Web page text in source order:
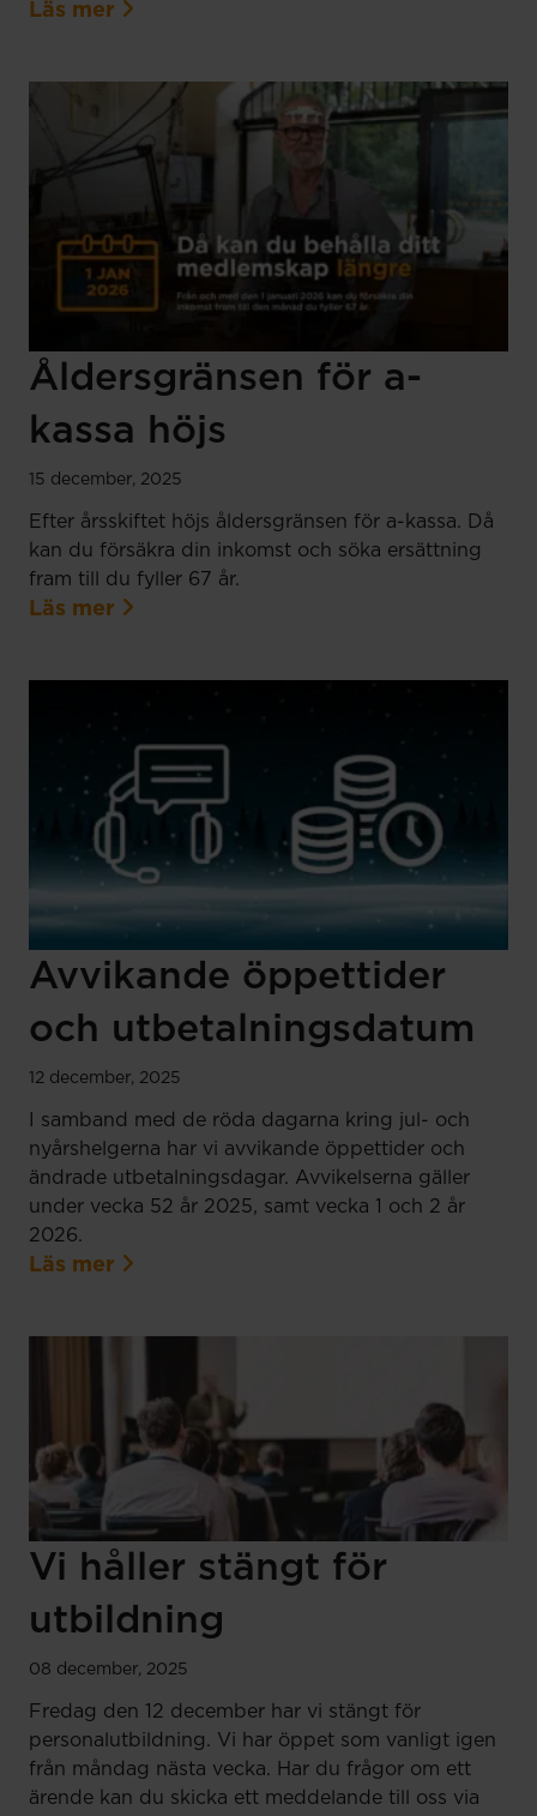
Läs mer
Åldersgränsen för a-
kassa höjs
15 december, 2025
Efter årsskiftet höjs åldersgränsen för a-kassa. Då
kan du försäkra din inkomst och söka ersättning
fram till du fyller 67 år.
Läs mer
Avvikande öppettider
och utbetalningsdatum
12 december, 2025
I samband med de röda dagarna kring jul- och
nyårshelgerna har vi avvikande öppettider och
ändrade utbetalningsdagar. Avvikelserna gäller
under vecka 52 år 2025, samt vecka 1 och 2 år
2026.
Läs mer
Vi håller stängt för
utbildning
08 december, 2025
Fredag den 12 december har vi stängt för
personalutbildning. Vi har öppet som vanligt igen
från måndag nästa vecka. Har du frågor om ett
ärende kan du skicka ett meddelande till oss via